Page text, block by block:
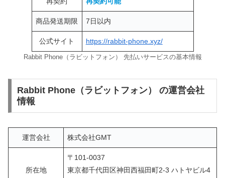
商品発送期限 7日以内
公式サイト https://rabbit-phone.xyz/
Rabbit Phone（ラビットフォン） 先払いサービスの基本情報
Rabbit Phone（ラビットフォン） の運営会社
情報
運営会社 株式会社GMT
所在地
〒101-0037
東京都千代田区神田西福田町2-3 ハトヤビル4